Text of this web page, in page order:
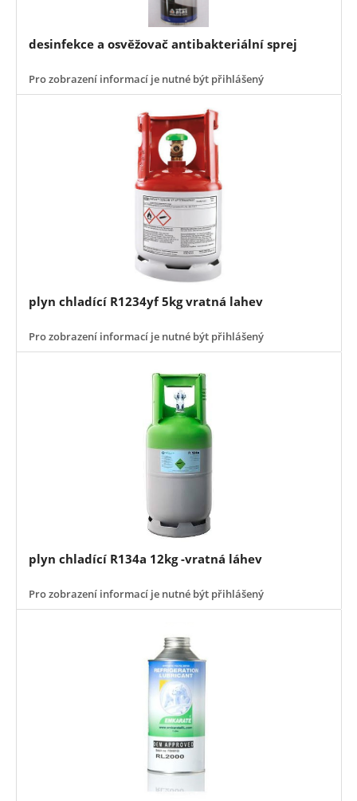
desinfekce a osvěžovač antibakteriální sprej
Pro zobrazení informací je nutné být přihlášený
plyn chladící R1234yf 5kg vratná lahev
Pro zobrazení informací je nutné být přihlášený
plyn chladící R134a 12kg -vratná láhev
Pro zobrazení informací je nutné být přihlášený